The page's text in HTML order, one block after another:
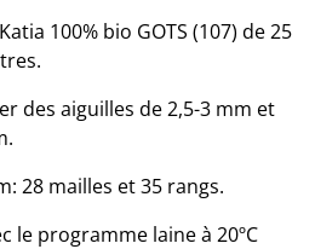
100% bio GOTS (107) de 25
des aiguilles de 2,5-3 mm et
28 mailles et 35 rangs.
le programme laine à 20ºC